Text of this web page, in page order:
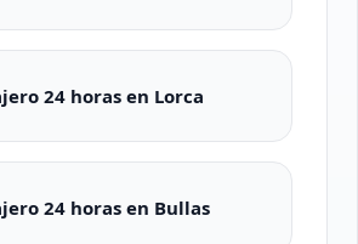
24 horas en Lorca
24 horas en Bullas